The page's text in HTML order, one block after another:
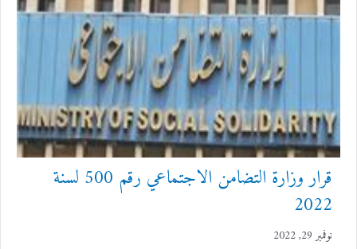
قرار وزارة التضامن الاجتماعي رقم 500 لسنة
2022
نوفمبر 29, 2022